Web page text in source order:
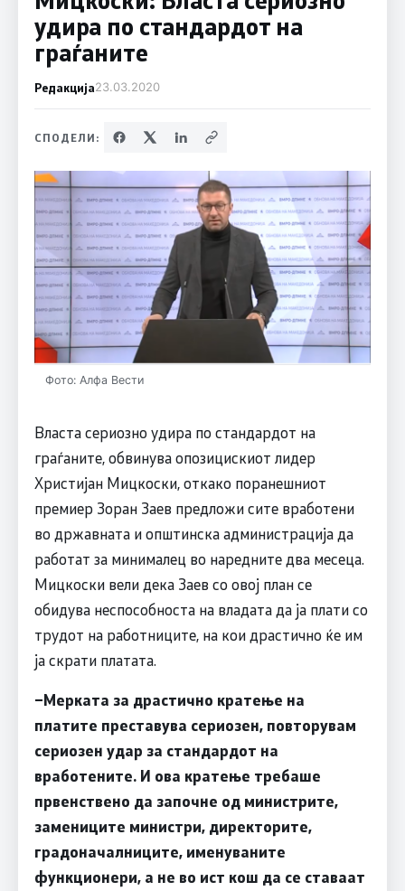
удира по стандардот на
граѓаните
Редакција23.03.2020
СПОДЕЛИ:
Фото: Алфа Вести
Власта сериозно удира по стандардот на
граѓаните, обвинува опозицискиот лидер
Христијан Мицкоски, откако поранешниот
премиер Зоран Заев предложи сите вработени
во државната и општинска администрација да
работат за минималец во наредните два месеца.
Мицкоски вели дека Заев со овој план се
обидува неспособноста на владата да ја плати со
трудот на работниците, на кои драстично ќе им
ја скрати платата.
–Мерката за драстично кратење на
платите преставува сериозен, повторувам
сериозен удар за стандардот на
вработените. И ова кратење требаше
првенствено да започне од министрите,
замениците министри, директорите,
градоначалниците, именуваните
функционери, а не во ист кош да се ставаат